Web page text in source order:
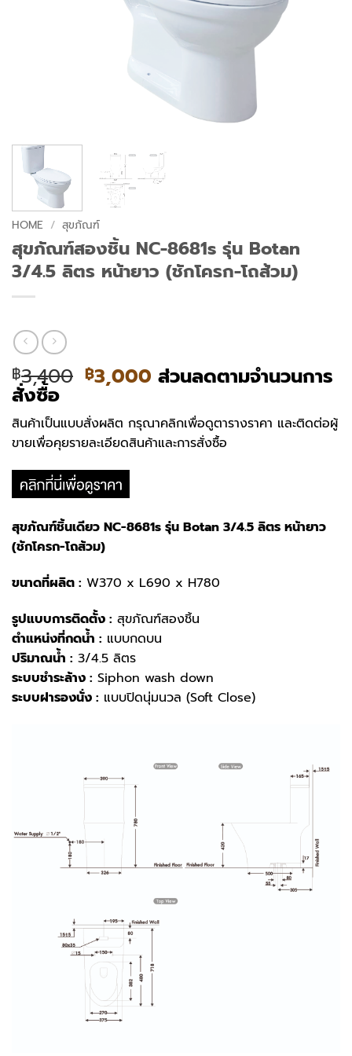
HOME / สุขภัณฑ์
สุขภัณฑ์สองชิ้น NC-8681s รุ่น Botan
3/4.5 ลิตร หน้ายาว (ชักโครก-โถส้วม)
฿3,400 Original
price
was:
฿3,400.
฿3,000 Current
is:
฿3,000.
ส่วนลดตามจำนวนการ
สั่งซื้อ
สินค้าเป็นแบบสั่งผลิต กรุณาคลิกเพื่อดูตารางราคา และติดต่อผู้
ขายเพื่อคุยรายละเอียดสินค้าและการสั่งซื้อ
สุขภัณฑ์ชิ้นเดียว NC-8681s รุ่น Botan 3/4.5 ลิตร หน้ายาว
(ชักโครก-โถส้วม)
ขนาดที่ผลิต : W370 x L690 x H780
รูปแบบการติดตั้ง : สุขภัณฑ์สองชิ้น
ตำแหน่งที่กดน้ำ : แบบกดบน
ปริมาณน้ำ : 3/4.5 ลิตร
ระบบชำระล้าง : Siphon wash down
ระบบฝารองนั่ง : แบบปิดนุ่มนวล (Soft Close)